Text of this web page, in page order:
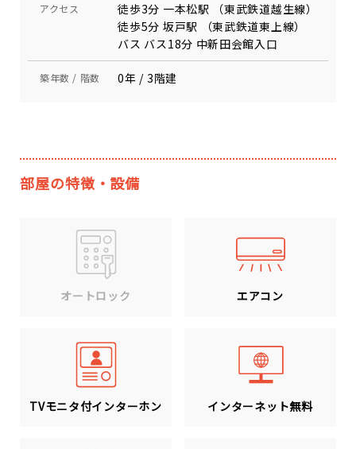
アクセス
徒歩3分 一本松駅 （東武鉄道越生線）
徒歩5分 坂戸駅 （東武鉄道東上線）
バス バス18分 中新田会館入口
築年数 / 階数 0年 / 3階建
部屋の特徴・設備
オートロック エアコン
TVモニタ付インターホン インターネット無料